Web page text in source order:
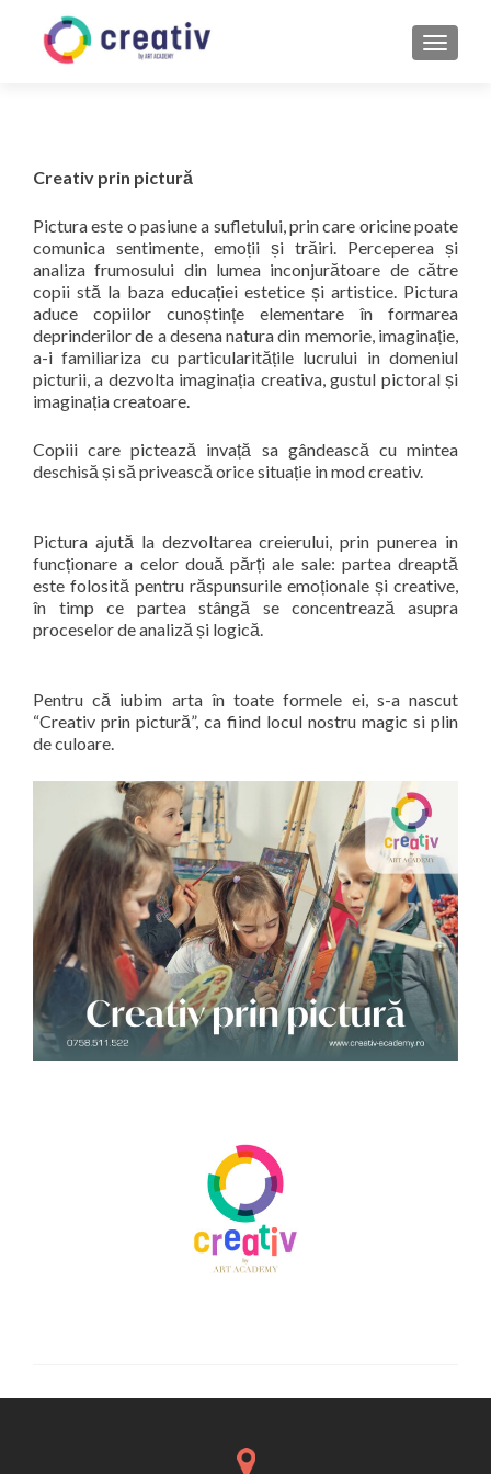
MENU
Creativ prin pictură
Pictura este o pasiune a sufletului, prin care oricine poate
comunica sentimente, emoții și trăiri. Perceperea și
analiza frumosului din lumea inconjurătoare de către
copii stă la baza educației estetice și artistice. Pictura
aduce copiilor cunoștințe elementare în formarea
deprinderilor de a desena natura din memorie, imaginație,
a-i familiariza cu particularitățile lucrului in domeniul
picturii, a dezvolta imaginația creativa, gustul pictoral și
imaginația creatoare.
Copiii care pictează invață sa gândească cu mintea
deschisă și să privească orice situație in mod creativ.
Pictura ajută la dezvoltarea creierului, prin punerea in
funcționare a celor două părți ale sale: partea dreaptă
este folosită pentru răspunsurile emoționale și creative,
în timp ce partea stângă se concentrează asupra
proceselor de analiză și logică.
Pentru că iubim arta în toate formele ei, s-a nascut
“Creativ prin pictură”, ca fiind locul nostru magic si plin
de culoare.